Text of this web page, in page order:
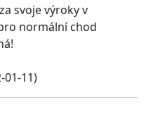
svoje výroky v
normální chod
01-11)